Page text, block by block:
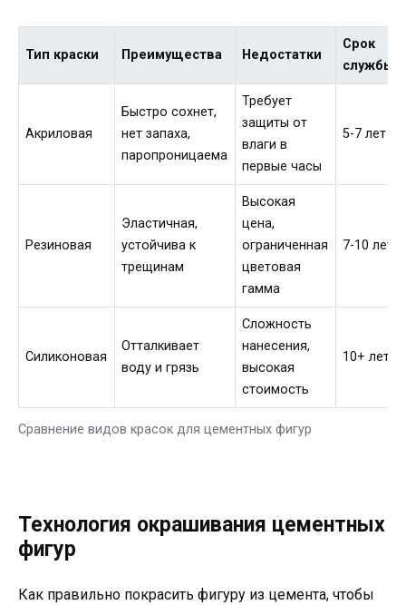
Сравнение видов красок для цементных фигур
Тип краски Преимущества Недостатки
Срок
службы
Акриловая
Быстро сохнет,
нет запаха,
паропроницаема
Требует
защиты от
влаги в
первые часы
5-7 лет
Резиновая
Эластичная,
устойчива к
трещинам
Высокая
цена,
ограниченная
цветовая
гамма
7-10 лет
Силиконовая
Отталкивает
воду и грязь
Сложность
нанесения,
высокая
стоимость
10+ лет
Технология окрашивания цементных
фигур
Как правильно покрасить фигуру из цемента, чтобы